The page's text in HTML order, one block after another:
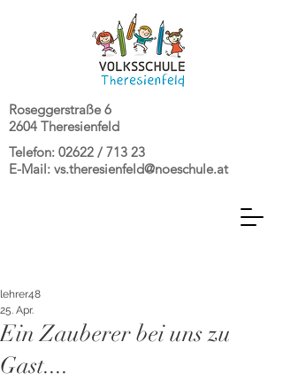
Telefon: 02622 / 713 23
E-Mail: vs.theresienfeld@noeschule.at
Roseggerstraße 6
2604 Theresienfeld
Ein Zauberer bei uns zu
Gast....
lehrer48
25. Apr.